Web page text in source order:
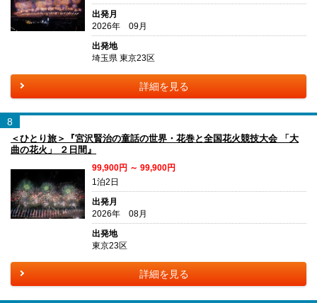
出発月
2026年 09月
出発地
埼玉県 東京23区
詳細を見る
8
＜ひとり旅＞『宮沢賢治の童話の世界・花巻と全国花火競技大会 「大
曲の花火」 ２日間』
99,900円 ～ 99,900円
1泊2日
出発月
2026年 08月
出発地
東京23区
詳細を見る